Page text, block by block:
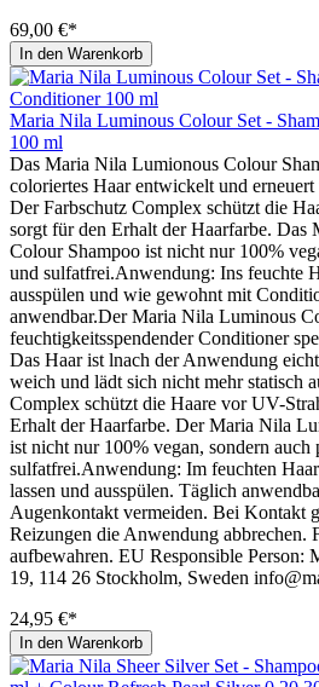
69,00 €*
In den Warenkorb
Maria Nila Luminous Colour Set -
100 ml
Das Maria Nila Lumionous Colour
coloriertes Haar entwickelt und
Der Farbschutz Complex schützt die
sorgt für den Erhalt der Haarfarbe. Das
Colour Shampoo ist nicht nur 100%
und sulfatfrei.Anwendung: Ins feuchte
ausspülen und wie gewohnt mit
anwendbar.Der Maria Nila Luminous
feuchtigkeitsspendender Conditioner
Das Haar ist lnach der Anwendung
weich und lädt sich nicht mehr statisch
Complex schützt die Haare vor UV-
Erhalt der Haarfarbe. Der Maria Nila
ist nicht nur 100% vegan, sondern auch
sulfatfrei.Anwendung: Im feuchten
lassen und ausspülen. Täglich
Augenkontakt vermeiden. Bei Kontakt
Reizungen die Anwendung abbrechen.
aufbewahren. EU Responsible Person:
19, 114 26 Stockholm, Sweden
24,95 €*
In den Warenkorb